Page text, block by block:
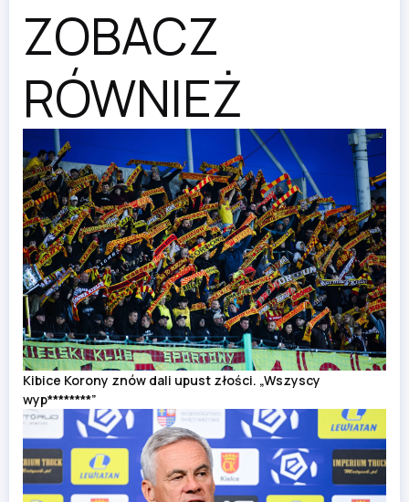
ZOBACZ
RÓWNIEŻ
Kibice Korony znów dali upust złości. „Wszyscy
wyp********”